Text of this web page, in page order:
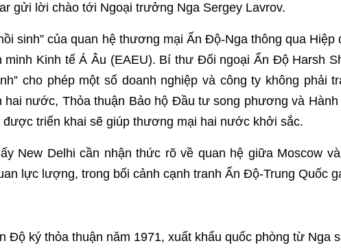
gửi lời chào tới Ngoại trưởng Nga Sergey Lavrov.
sinh” của quan hệ thương mại Ấn Độ-Nga thông qua Hiệp
Kinh tế Á Âu (EAEU). Bí thư Đối ngoại Ấn Độ Harsh
cho phép một số doanh nghiệp và công ty không phải
hai nước, Thỏa thuận Bảo hộ Đầu tư song phương và Hành
được triển khai sẽ giúp thương mại hai nước khởi sắc.
New Delhi cần nhận thức rõ về quan hệ giữa Moscow
lực lượng, trong bối cảnh cạnh tranh Ấn Độ-Trung Quốc
Độ ký thỏa thuận năm 1971, xuất khẩu quốc phòng từ Nga